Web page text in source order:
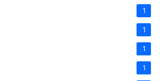
1
1
1
1